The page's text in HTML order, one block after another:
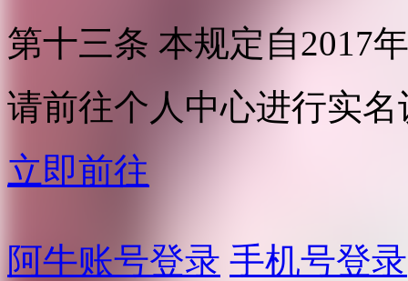
第十三条 本规定自2017
请前往个人中心进行实名
立即前往
阿牛账号登录 手机号登录